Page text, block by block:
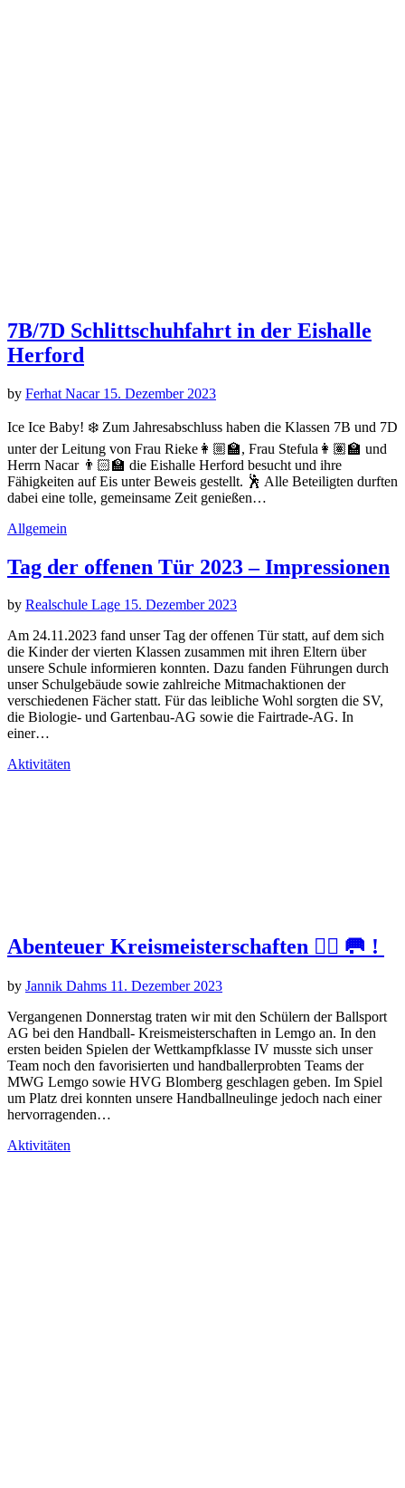
7B/7D Schlittschuhfahrt in der Eishalle
Herford
by Ferhat Nacar 15. Dezember 2023
Ice Ice Baby! ❄️ Zum Jahresabschluss haben die Klassen 7B und 7D
unter der Leitung von Frau Rieke👩🏼‍🏫, Frau Stefula👩🏽‍🏫 und
Herrn Nacar 👨🏻‍🏫 die Eishalle Herford besucht und ihre
Fähigkeiten auf Eis unter Beweis gestellt. 🕺 Alle Beteiligten durften
dabei eine tolle, gemeinsame Zeit genießen…
Allgemein
Tag der offenen Tür 2023 – Impressionen
by Realschule Lage 15. Dezember 2023
Am 24.11.2023 fand unser Tag der offenen Tür statt, auf dem sich
die Kinder der vierten Klassen zusammen mit ihren Eltern über
unsere Schule informieren konnten. Dazu fanden Führungen durch
unser Schulgebäude sowie zahlreiche Mitmachaktionen der
verschiedenen Fächer statt. Für das leibliche Wohl sorgten die SV,
die Biologie- und Gartenbau-AG sowie die Fairtrade-AG. In
einer…
Aktivitäten
Abenteuer Kreismeisterschaften 🤾‍♀️ 🥅 !
by Jannik Dahms 11. Dezember 2023
Vergangenen Donnerstag traten wir mit den Schülern der Ballsport
AG bei den Handball- Kreismeisterschaften in Lemgo an. In den
ersten beiden Spielen der Wettkampfklasse IV musste sich unser
Team noch den favorisierten und handballerprobten Teams der
MWG Lemgo sowie HVG Blomberg geschlagen geben. Im Spiel
um Platz drei konnten unsere Handballneulinge jedoch nach einer
hervorragenden…
Aktivitäten